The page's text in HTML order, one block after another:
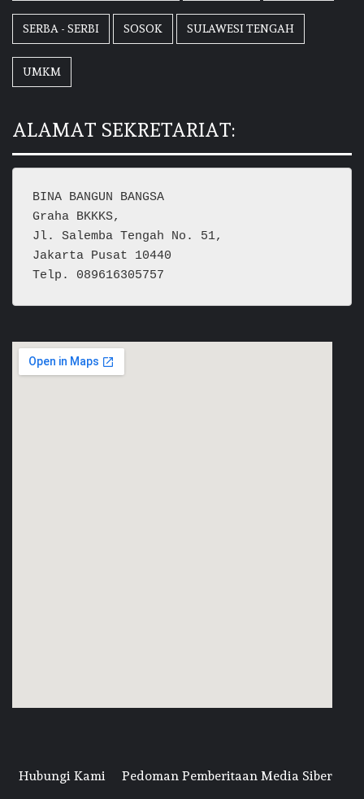
SERBA - SERBI SOSOK SULAWESI TENGAH
UMKM
ALAMAT SEKRETARIAT:
BINA BANGUN BANGSA
Graha BKKKS,
Jl. Salemba Tengah No. 51,
Jakarta Pusat 10440
Telp. 089616305757
Hubungi Kami Pedoman Pemberitaan Media Siber